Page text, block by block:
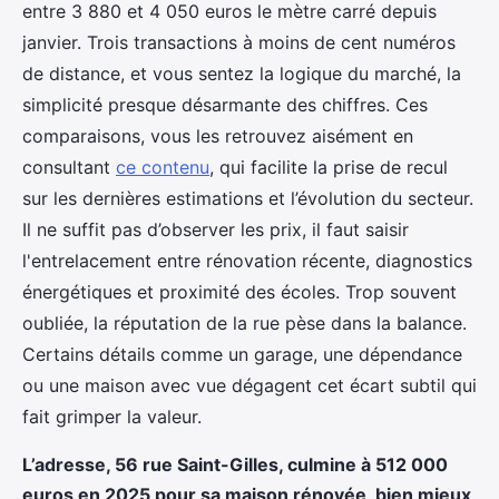
entre 3 880 et 4 050 euros le mètre carré depuis
janvier. Trois transactions à moins de cent numéros
de distance, et vous sentez la logique du marché, la
simplicité presque désarmante des chiffres. Ces
comparaisons, vous les retrouvez aisément en
consultant ce contenu, qui facilite la prise de recul
sur les dernières estimations et l’évolution du secteur.
Il ne suffit pas d’observer les prix, il faut saisir
l'entrelacement entre rénovation récente, diagnostics
énergétiques et proximité des écoles. Trop souvent
oubliée, la réputation de la rue pèse dans la balance.
Certains détails comme un garage, une dépendance
ou une maison avec vue dégagent cet écart subtil qui
fait grimper la valeur.
L’adresse, 56 rue Saint-Gilles, culmine à 512 000